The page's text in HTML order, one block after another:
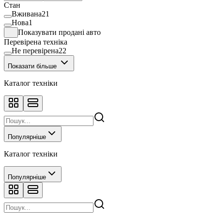
Стан
Вживана21
Нова1
Показувати продані авто
Перевірена техніка
Не перевірена22
Показати більше
Каталог техніки
Популярніше
Каталог техніки
Популярніше